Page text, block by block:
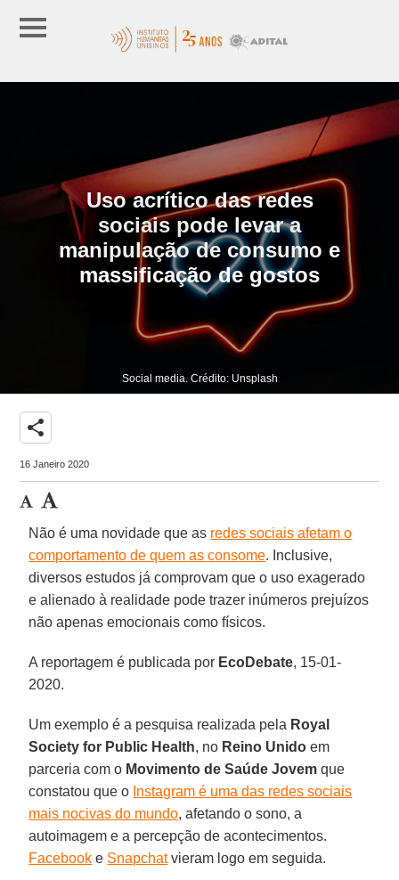
Uso acrítico das redes
sociais pode levar a
manipulação de consumo e
massificação de gostos
Social media. Crédito: Unsplash
share
16 Janeiro 2020
Não é uma novidade que as redes sociais afetam o
comportamento de quem as consome. Inclusive,
diversos estudos já comprovam que o uso exagerado
e alienado à realidade pode trazer inúmeros prejuízos
não apenas emocionais como físicos.
A reportagem é publicada por EcoDebate, 15-01-
2020.
Um exemplo é a pesquisa realizada pela Royal
Society for Public Health, no Reino Unido em
parceria com o Movimento de Saúde Jovem que
constatou que o Instagram é uma das redes sociais
mais nocivas do mundo, afetando o sono, a
autoimagem e a percepção de acontecimentos.
Facebook e Snapchatvieram logo em seguida.